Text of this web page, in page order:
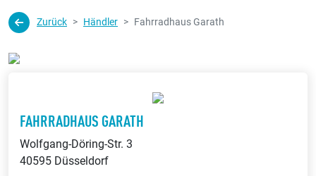
Zurück Händler Fahrradhaus Garath
FAHRRADHAUS GARATH
Wolfgang-Döring-Str. 3
40595 Düsseldorf